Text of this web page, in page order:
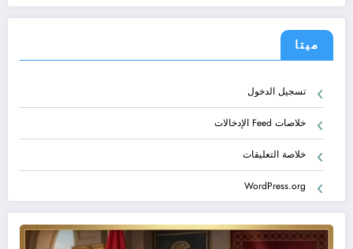
ميتا
تسجيل الدخول
خلاصات Feed الإدخالات
خلاصة التعليقات
WordPress.org